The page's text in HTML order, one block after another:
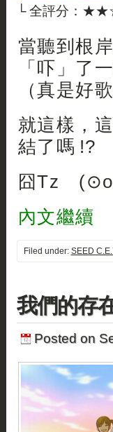
└ 全評分：
當聽到根
「吓」了
（真是好
就這樣，
結了嗎 !?
囧Tz
內文繼續
Filed under: SEED
我們的存
Posted on